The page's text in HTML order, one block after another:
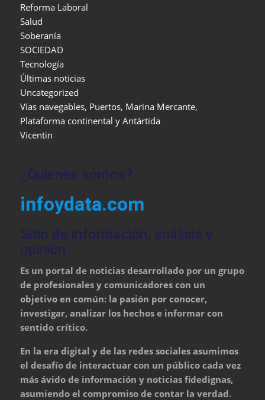
Reforma Laboral
Salud
Soberanía
SOCIEDAD
Tecnología
Últimas noticias
Uncategorized
Vías navegables, Puertos, Marina Mercante,
Plataforma continental y Antártida
Vicentin
¿Quienes somos?
infoydata.com
Sitio de información, análisis y
opinión
Es un portal de noticias desarrollado por un grupo
de profesionales y comunicadores con un
objetivo en común: la pasión por conocer,
investigar, analizar los hechos e informar con
sentido crítico.
En la era digital y de las redes sociales asumimos
el desafío de interactuar con un público cada vez
más ávido de información y noticias fidedignas,
asumiendo el compromiso de contar la verdad.